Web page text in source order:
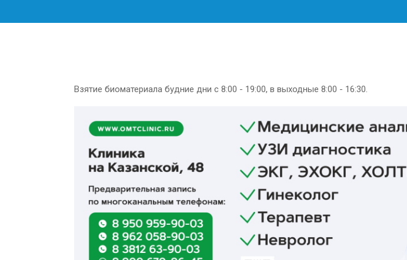
Взятие биоматериала будние дни с 8:00 - 19:00, в выходные 8:00 - 16:30.